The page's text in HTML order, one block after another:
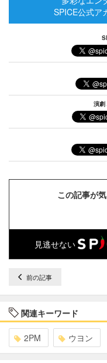
SPICE公式ア
演劇
この記事が
見逃せない
前の記事
関連キーワード
2PM ウヨン